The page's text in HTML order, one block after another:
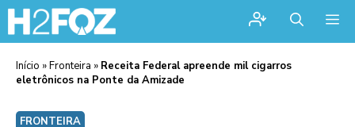
Início »Fronteira » Receita Federal apreende mil cigarros
eletrônicos na Ponte da Amizade
FRONTEIRA